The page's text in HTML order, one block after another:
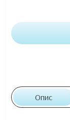
Опис